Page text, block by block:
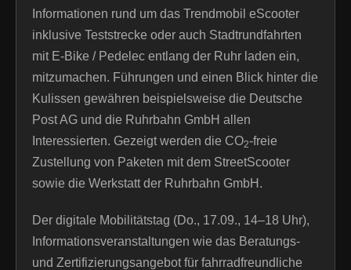
Informationen rund um das Trendmobil eScooter
inklusive Teststrecke oder auch Stadtrundfahrten
mit E-Bike / Pedelec entlang der Ruhr laden ein,
mitzumachen. Führungen und einen Blick hinter die
Kulissen gewähren beispielsweise die Deutsche
Post AG und die Ruhrbahn GmbH allen
Interessierten. Gezeigt werden die CO2-freie
Zustellung von Paketen mit dem StreetScooter
sowie die Werkstatt der Ruhrbahn GmbH.
Der digitale Mobilitätstag (Do., 17.09., 14–18 Uhr),
Informationsveranstaltungen wie das Beratungs-
und Zertifizierungsangebot für fahrradfreundliche